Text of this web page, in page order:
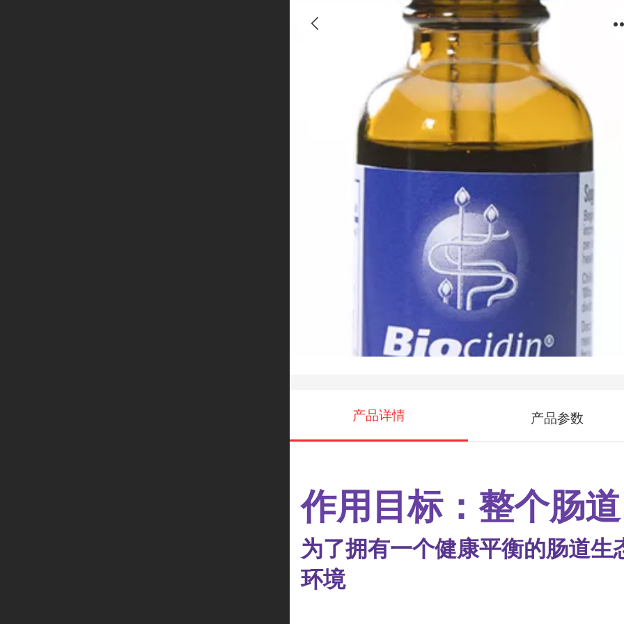
Biocidin®液体-有效的广谱植物组合
产品详情 产品参数
作用目标：整个肠道
为了拥有一个健康平衡的肠道生
环境